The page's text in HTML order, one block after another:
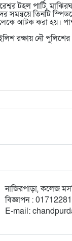
টহল পার্টি,
তিনটি
আটক করা হয়।
রক্ষায় নৌ
নাজিরপাড়া, কলেজ
‎বিজ্ঞাপন :
‎E-mail: